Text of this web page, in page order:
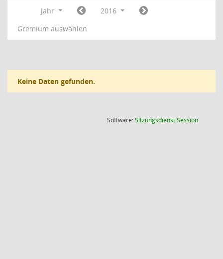
Jahr
2016
Gremium auswählen
Keine Daten gefunden.
Software:SitzungsdienstSession(Wird in